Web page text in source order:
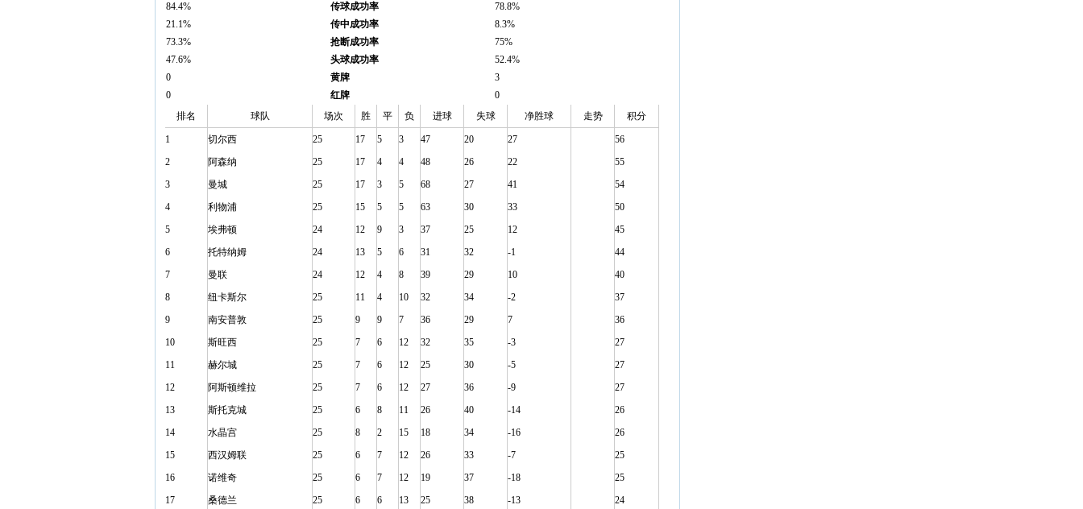
84.4%
传球成功率
78.8%
21.1%
传中成功率
8.3%
73.3%
抢断成功率
75%
47.6%
头球成功率
52.4%
0
黄牌
3
0
红牌
0
排名
球队 场次 胜 平 负 进球 失球 净胜球 走势 积分
1 切尔西 25 17 5 3 47 20 27
56
2
阿森纳 25 17 4 4 48 26 22
55
3
曼城 25 17 3 5 68 27 41
54
4
利物浦 25 15 5 5 63 30 33
50
5
埃弗顿 24 12 9 3 37 25 12
45
6
托特纳姆 24 13 5 6 31 32 -1
44
7
曼联 24 12 4 8 39 29 10
40
8
纽卡斯尔 25 11 4 10 32 34 -2
37
9
南安普敦 25 9 9 7 36 29 7
36
10
斯旺西 25 7 6 12 32 35 -3
27
11
赫尔城 25 7 6 12 25 30 -5
27
12
阿斯顿维拉 25 7 6 12 27 36 -9
27
13
斯托克城 25 6 8 11 26 40 -14
26
14
水晶宫 25 8 2 15 18 34 -16
26
15
西汉姆联 25 6 7 12 26 33 -7
25
16
诺维奇 25 6 7 12 19 37 -18
25
17
桑德兰 25 6 6 13 25 38 -13 24